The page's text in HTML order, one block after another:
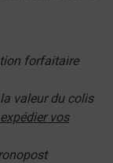
forfaitaire
valeur du colis
expédier vos